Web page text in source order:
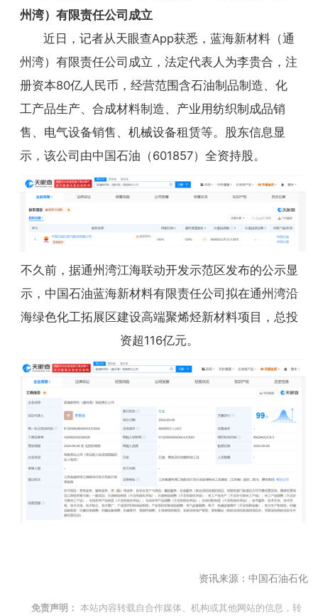
州湾）有限责任公司成立
近日，记者从天眼查App获悉，蓝海新材料（通
州湾）有限责任公司成立，法定代表人为李贵合，注
册资本80亿人民币，经营范围含石油制品制造、化
工产品生产、合成材料制造、产业用纺织制成品销
售、电气设备销售、机械设备租赁等。股东信息显
示，该公司由中国石油（601857）全资持股。
不久前，据通州湾江海联动开发示范区发布的公示显
示，中国石油蓝海新材料有限责任公司拟在通州湾沿
海绿色化工拓展区建设高端聚烯烃新材料项目，总投
资超116亿元。
资讯来源：中国石油石化
免责声明： 本站内容转载自合作媒体、机构或其他网站的信息，转